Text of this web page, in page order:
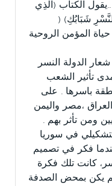
الكتاب (الَّذِي
شَبَابُكِ) (
حياة المؤمن الروحية
شعار الدولة النسر
تأثير الشعب
باسرها . على
،مصر واليمن
ومن تأثر بهم .
في سوريا
فكر في تصميم
كانت تلك فكرة
يكن بمحض الصدفة